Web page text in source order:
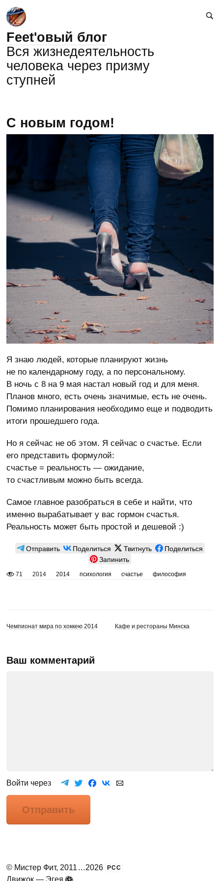
Feet'овый блог
Вся жизнедеятельность
человека через призму
ступней
C новым годом!
Я знаю людей, которые планируют жизнь
не по календарному году, а по персональному.
В ночь с 8 на 9 мая настал новый год и для меня.
Планов много, есть очень значимые, есть не очень.
Помимо планирования необходимо еще и подводить
итоги прошедшего года.
Но я сейчас не об этом. Я сейчас о счастье. Если
его представить формулой:
счастье = реальность — ожидание,
то счастливым можно быть всегда.
Самое главное разобраться в себе и найти, что
именно вырабатывает у вас гормон счастья.
Реальность может быть простой и дешевой :)
Отправить Поделиться Твитнуть
Поделиться
Запинить
71 2014 2014 психология счастье философия
Чемпионат мира по хоккею 2014 Кафе и рестораны Минска
Ваш комментарий
Войти через
Отправить
© Мистер Фит, 2011...2026 РСС